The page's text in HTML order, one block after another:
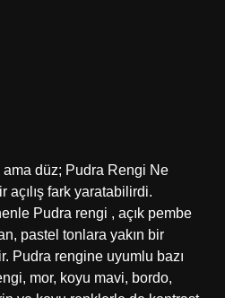
ama düz; Pudra Rengi Ne
açılış fark yaratabilirdi.
Pudra rengi , açık pembe
pastel tonlara yakın bir
Pudra rengine uyumlu bazı
mor, koyu mavi, bordo,